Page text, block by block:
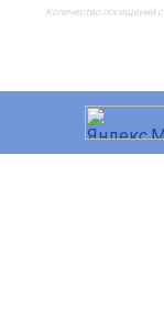
Количество посещений